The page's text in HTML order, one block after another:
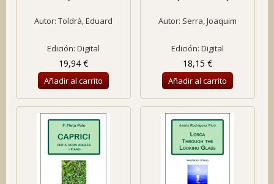
Autor: Toldrà, Eduard
Edición: Digital
19,94 €
Añadir al carrito
Autor: Serra, Joaquim
Edición: Digital
18,15 €
Añadir al carrito